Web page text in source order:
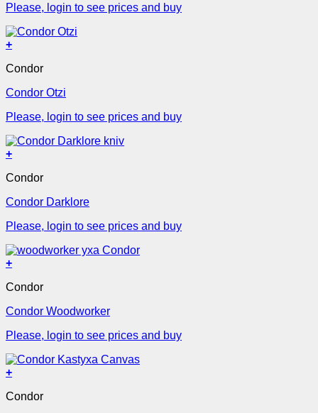
Please, login to see prices and buy
+
Condor
Condor Otzi
Please, login to see prices and buy
+
Condor
Condor Darklore
Please, login to see prices and buy
+
Condor
Condor Woodworker
Please, login to see prices and buy
+
Condor